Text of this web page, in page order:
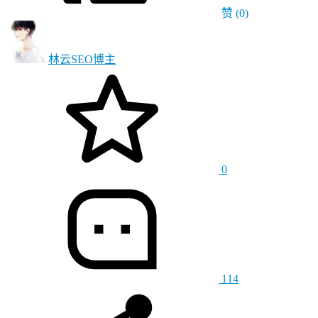
赞 (0)
林云SEO博主
0
114